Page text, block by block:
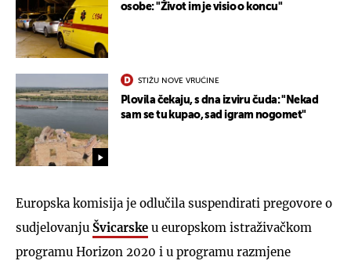
osobe: "Život im je visio o koncu"
STIŽU NOVE VRUĆINE
Plovila čekaju, s dna izviru čuda: "Nekad
sam se tu kupao, sad igram nogomet"
Europska komisija je odlučila suspendirati pregovore o
sudjelovanju Švicarske u europskom istraživačkom
programu Horizon 2020 i u programu razmjene